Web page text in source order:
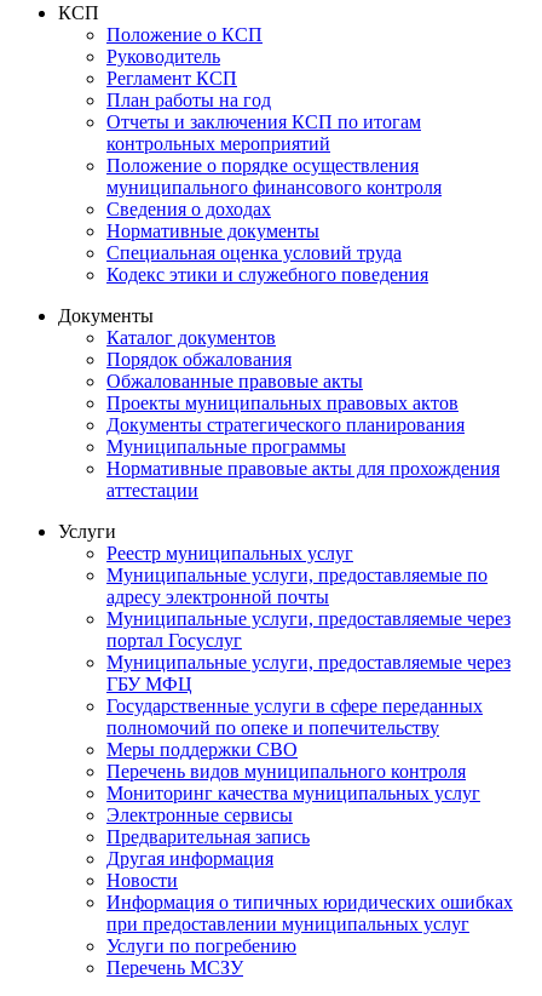
КСП
Положение о КСП
Руководитель
Регламент КСП
План работы на год
Отчеты и заключения КСП по итогам
контрольных мероприятий
Положение о порядке осуществления
муниципального финансового контроля
Сведения о доходах
Нормативные документы
Специальная оценка условий труда
Кодекс этики и служебного поведения
Документы
Каталог документов
Порядок обжалования
Обжалованные правовые акты
Проекты муниципальных правовых актов
Документы стратегического планирования
Муниципальные программы
Нормативные правовые акты для прохождения
аттестации
Услуги
Реестр муниципальных услуг
Муниципальные услуги, предоставляемые по
адресу электронной почты
Муниципальные услуги, предоставляемые через
портал Госуслуг
Муниципальные услуги, предоставляемые через
ГБУ МФЦ
Государственные услуги в сфере переданных
полномочий по опеке и попечительству
Меры поддержки СВО
Перечень видов муниципального контроля
Мониторинг качества муниципальных услуг
Электронные сервисы
Предварительная запись
Другая информация
Новости
Информация о типичных юридических ошибках
при предоставлении муниципальных услуг
Услуги по погребению
Перечень МСЗУ